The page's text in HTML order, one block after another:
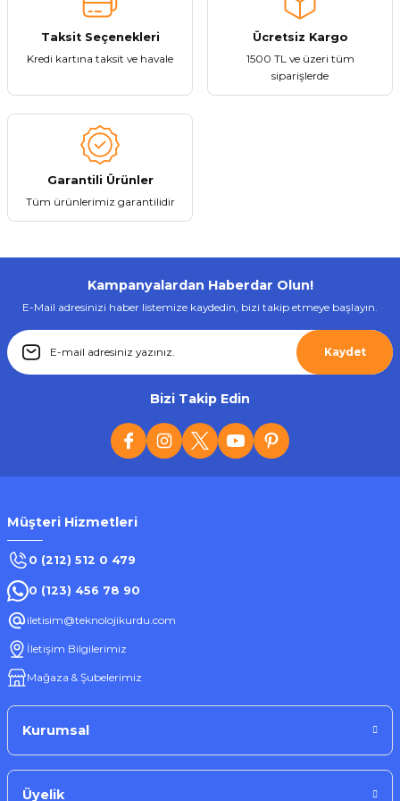
Bu ürüne benzer farklı alternatifler olmalı.
Taksit Seçenekleri
Kredi kartına taksit ve havale
Ücretsiz Kargo
1500 TL ve üzeri tüm
siparişlerde
Garantili Ürünler
Tüm ürünlerimiz garantilidir
Kampanyalardan Haberdar Olun!
E-Mail adresinizi haber listemize kaydedin, bizi takip etmeye başlayın.
Kaydet
Bizi Takip Edin
Müşteri Hizmetleri
0 (212) 512 0 479
0 (123) 456 78 90
iletisim@teknolojikurdu.com
İletişim Bilgilerimiz
Mağaza & Şubelerimiz
Kurumsal
Üyelik